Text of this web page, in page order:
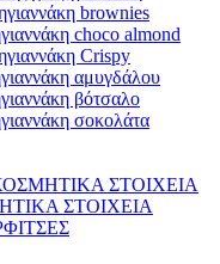
brownies
choco almond
Crispy
αμυγδάλου
βότσαλο
σοκολάτα
ΣΤΟΙΧΕΙΑ
ΣΤΟΙΧΕΙΑ